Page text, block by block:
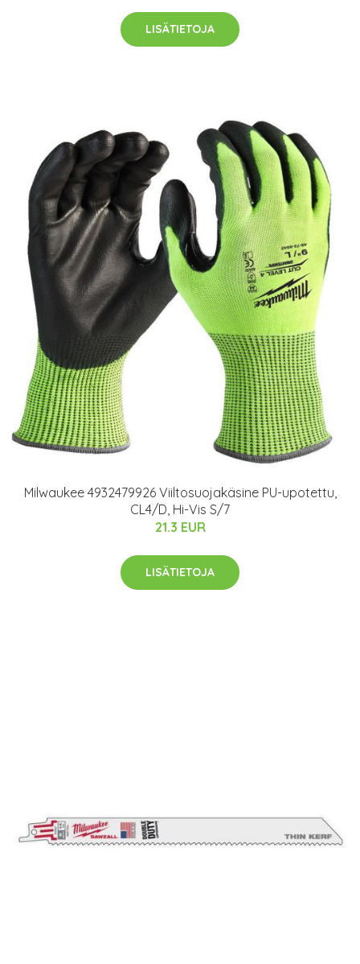
LISÄTIETOJA
Milwaukee 4932479926 Viiltosuojakäsine PU-upotettu,
CL4/D, Hi-Vis S/7
21.3 EUR
LISÄTIETOJA